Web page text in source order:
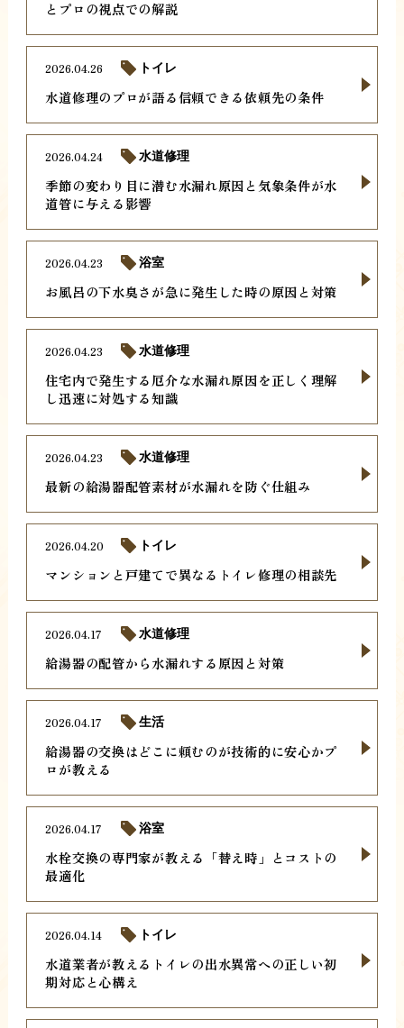
とプロの視点での解説
水道修理のプロが語る信頼できる依頼先の条件
2026.04.26 トイレ
季節の変わり目に潜む水漏れ原因と気象条件が水
道管に与える影響
2026.04.24 水道修理
お風呂の下水臭さが急に発生した時の原因と対策
2026.04.23 浴室
住宅内で発生する厄介な水漏れ原因を正しく理解
し迅速に対処する知識
2026.04.23 水道修理
最新の給湯器配管素材が水漏れを防ぐ仕組み
2026.04.23 水道修理
マンションと戸建てで異なるトイレ修理の相談先
2026.04.20 トイレ
給湯器の配管から水漏れする原因と対策
2026.04.17 水道修理
給湯器の交換はどこに頼むのが技術的に安心かプ
ロが教える
2026.04.17 生活
水栓交換の専門家が教える「替え時」とコストの
最適化
2026.04.17 浴室
水道業者が教えるトイレの出水異常への正しい初
期対応と心構え
2026.04.14 トイレ